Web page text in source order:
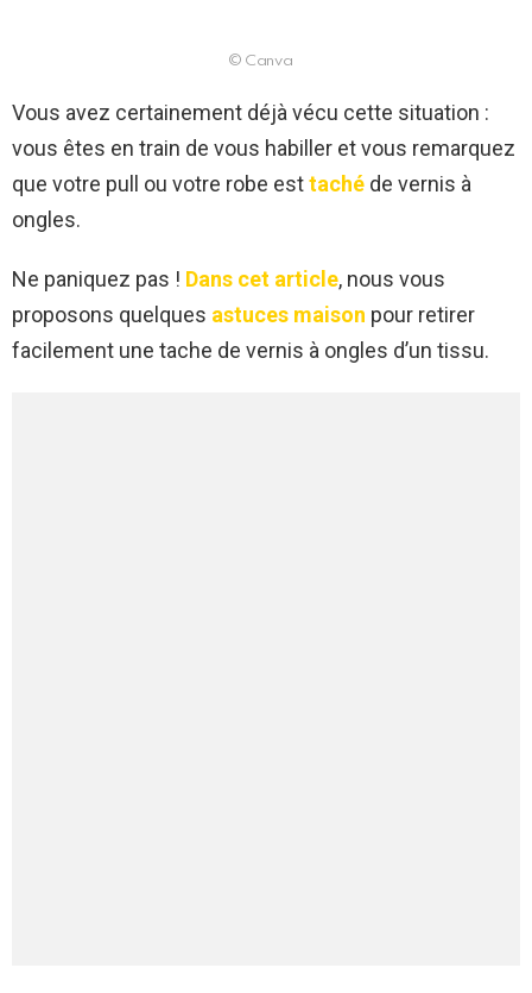
© Canva
Vous avez certainement déjà vécu cette situation :
vous êtes en train de vous habiller et vous remarquez
que votre pull ou votre robe esttaché de vernis à
ongles.
Ne paniquez pas ! Dans cet article, nous vous
proposons quelques astuces maison pour retirer
facilement une tache de vernis à ongles d’un tissu.